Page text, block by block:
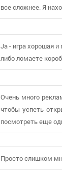
все сложнее. Я
Ja - игра хорошая
либо ломаете
Очень много
чтобы успеть
посмотреть еще
Просто слишком